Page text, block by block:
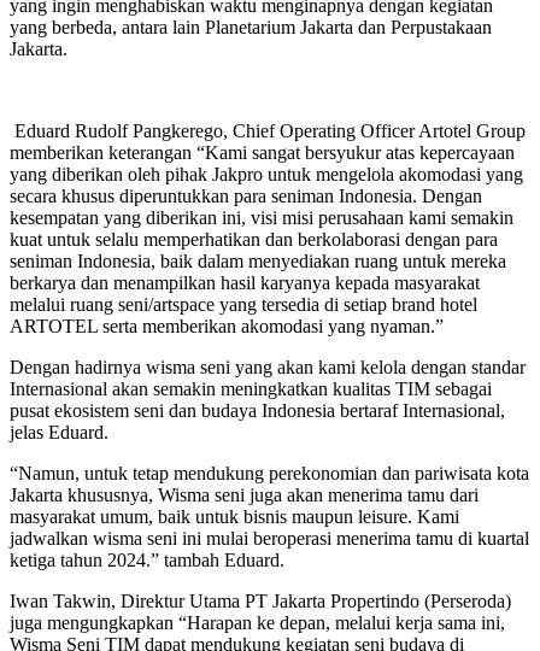
yang ingin menghabiskan waktu menginapnya dengan kegiatan
yang berbeda, antara lain Planetarium Jakarta dan Perpustakaan
Jakarta.
Eduard Rudolf Pangkerego, Chief Operating Officer Artotel Group
memberikan keterangan “Kami sangat bersyukur atas kepercayaan
yang diberikan oleh pihak Jakpro untuk mengelola akomodasi yang
secara khusus diperuntukkan para seniman Indonesia. Dengan
kesempatan yang diberikan ini, visi misi perusahaan kami semakin
kuat untuk selalu memperhatikan dan berkolaborasi dengan para
seniman Indonesia, baik dalam menyediakan ruang untuk mereka
berkarya dan menampilkan hasil karyanya kepada masyarakat
melalui ruang seni/artspace yang tersedia di setiap brand hotel
ARTOTEL serta memberikan akomodasi yang nyaman.”
Dengan hadirnya wisma seni yang akan kami kelola dengan standar
Internasional akan semakin meningkatkan kualitas TIM sebagai
pusat ekosistem seni dan budaya Indonesia bertaraf Internasional,
jelas Eduard.
“Namun, untuk tetap mendukung perekonomian dan pariwisata kota
Jakarta khususnya, Wisma seni juga akan menerima tamu dari
masyarakat umum, baik untuk bisnis maupun leisure. Kami
jadwalkan wisma seni ini mulai beroperasi menerima tamu di kuartal
ketiga tahun 2024.” tambah Eduard.
Iwan Takwin, Direktur Utama PT Jakarta Propertindo (Perseroda)
juga mengungkapkan “Harapan ke depan, melalui kerja sama ini,
Wisma Seni TIM dapat mendukung kegiatan seni budaya di